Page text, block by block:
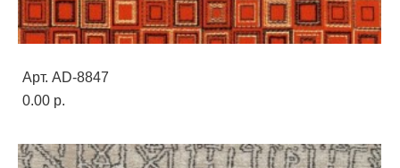
Арт. AD-8847
0.00 p.